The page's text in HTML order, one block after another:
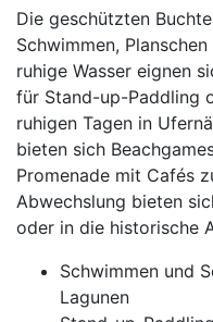
Die geschützten
Schwimmen,
ruhige Wasser eignen
für Stand-up-Paddling
ruhigen Tagen in
bieten sich
Promenade mit Cafés
Abwechslung bieten
oder in die historische
Schwimmen und
Lagunen